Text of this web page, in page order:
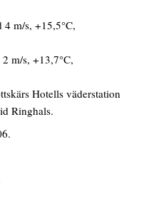
m/s, +15,5°C,
m/s, +13,7°C,
Hotells väderstation
Ringhals.